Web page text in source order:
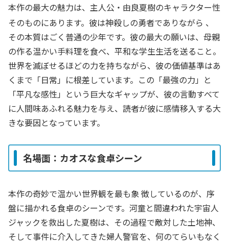
本作の最大の魅力は、主人公・由良夏樹のキャラクター性
そのものにあります。彼は神殺しの勇者でありながら 、
その本質はごく普通の少年です。彼の最大の願いは、母親
の作る温かい手料理を食べ、平和な学生生活を送ること。
世界を滅ぼせるほどの力を持ちながら、彼の価値基準はあ
くまで「日常」に根差しています。この「最強の力」と
「平凡な感性」という巨大なギャップが、彼の言動すべて
に人間味あふれる魅力を与え、読者が彼に感情移入する大
きな要因となっています。
名場面：カオスな食卓シーン
本作の奇妙で温かい世界観を最も象 徴しているのが、序
盤に描かれる食卓のシーンです。河童と間違われた宇宙人
ジャックを救出した夏樹は、その過程で敵対した土地神、
そして事件に介入してきた婦人警官を、何のてらいもなく